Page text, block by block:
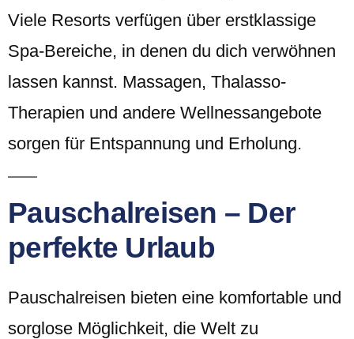
Viele Resorts verfügen über erstklassige
Spa-Bereiche, in denen du dich verwöhnen
lassen kannst. Massagen, Thalasso-
Therapien und andere Wellnessangebote
sorgen für Entspannung und Erholung.
Pauschalreisen – Der
perfekte Urlaub
Pauschalreisen bieten eine komfortable und
sorglose Möglichkeit, die Welt zu